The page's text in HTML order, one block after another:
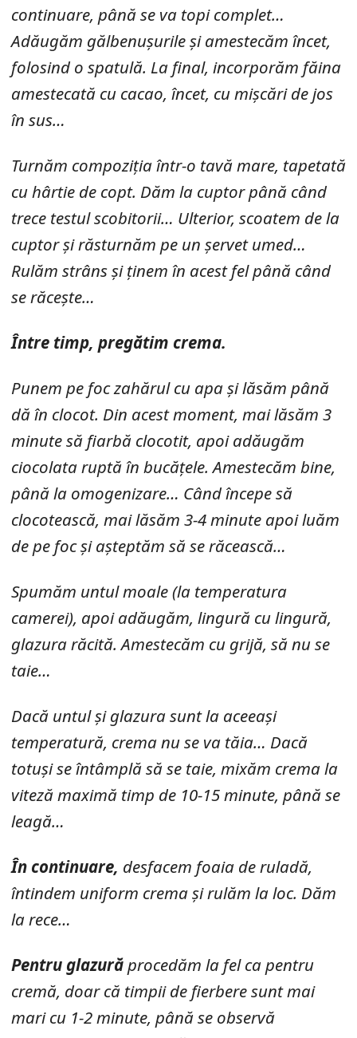
continuare, până se va topi complet…
Adăugăm gălbenușurile și amestecăm încet,
folosind o spatulă. La final, incorporăm făina
amestecată cu cacao, încet, cu mișcări de jos
în sus…
Turnăm compoziția într-o tavă mare, tapetată
cu hârtie de copt. Dăm la cuptor până când
trece testul scobitorii… Ulterior, scoatem de la
cuptor și răsturnăm pe un șervet umed…
Rulăm strâns și ținem în acest fel până când
se răcește…
Între timp, pregătim crema.
Punem pe foc zahărul cu apa și lăsăm până
dă în clocot. Din acest moment, mai lăsăm 3
minute să fiarbă clocotit, apoi adăugăm
ciocolata ruptă în bucățele. Amestecăm bine,
până la omogenizare… Când începe să
clocotească, mai lăsăm 3-4 minute apoi luăm
de pe foc și așteptăm să se răcească…
Spumăm untul moale (la temperatura
camerei), apoi adăugăm, lingură cu lingură,
glazura răcită. Amestecăm cu grijă, să nu se
taie…
Dacă untul și glazura sunt la aceeași
temperatură, crema nu se va tăia… Dacă
totuși se întâmplă să se taie, mixăm crema la
viteză maximă timp de 10-15 minute, până se
leagă…
În continuare, desfacem foaia de ruladă,
întindem uniform crema și rulăm la loc. Dăm
la rece…
Pentru glazurăprocedăm la fel ca pentru
cremă, doar că timpii de fierbere sunt mai
mari cu 1-2 minute, până se observă